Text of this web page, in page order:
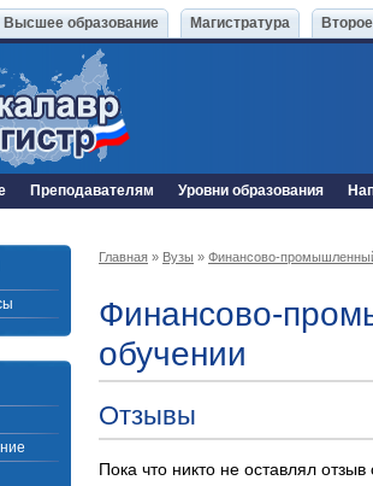
Высшее образование Магистратура
Преподавателям Уровни образования
Главная » Вузы » Финансово-
Финансово-
обучении
Отзывы
Пока что никто не оставлял